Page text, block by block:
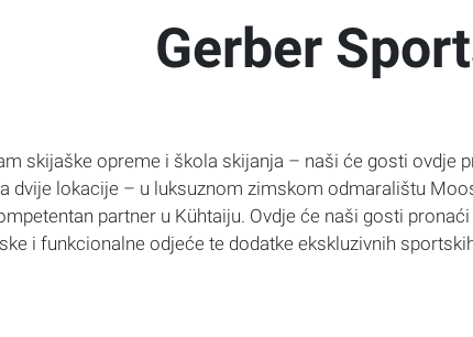
Gerber
skijaške opreme i škola skijanja – naši će gosti ovdje
dvije lokacije – u luksuznom zimskom odmaralištu
partner u Kühtaiju. Ovdje će naši gosti
i funkcionalne odjeće te dodatke ekskluzivnih